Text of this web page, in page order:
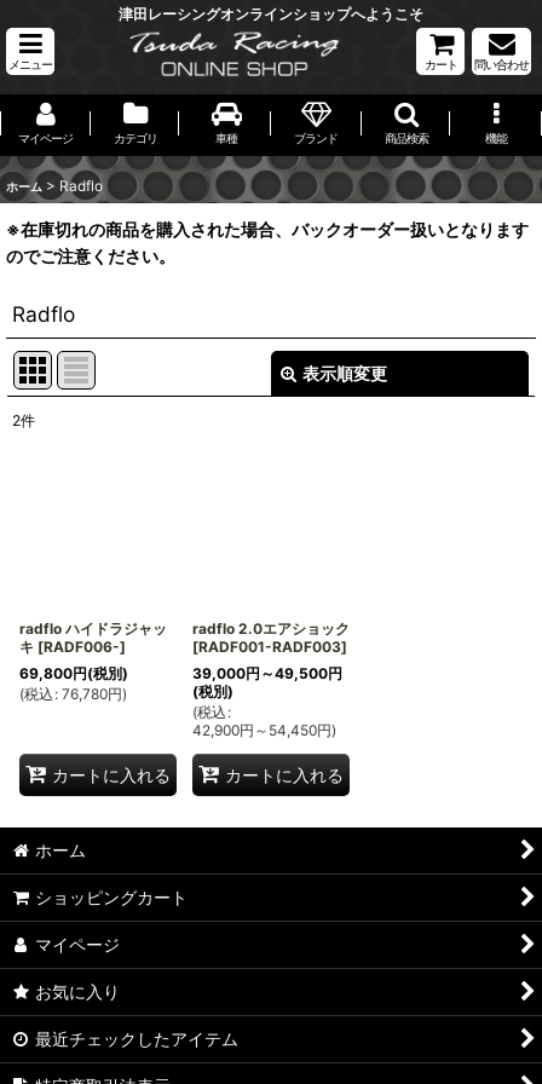
津田レーシングオンラインショップへようこそ
メニュー カート 問い合わせ
マイページ カテゴリ 車種 ブランド 商品検索 機能
ホーム > Radflo
※在庫切れの商品を購入された場合、バックオーダー扱いとなります
のでご注意ください。
Radflo
表示順変更
2件
radflo ハイドラジャッ
キ [RADF006-]
69,800円(税別)
(税込 : 76,780円)
カートに入れる
radflo 2.0エアショック
[RADF001-RADF003]
39,000円 ～49,500円
(税別)
(税込 :
42,900円 ～54,450円)
カートに入れる
ホーム
ショッピングカート
マイページ
お気に入り
最近チェックしたアイテム